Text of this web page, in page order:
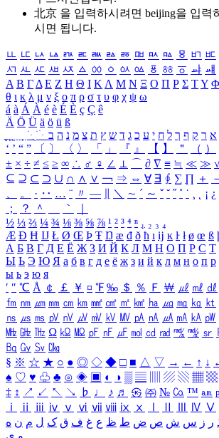
北京 을 입력하시려면 beijing을 입력
시면 됩니다.
ㅥ ㅦ ㅧ ㅨ ㅩ ㅪ ㅫ ㅬ ㅭ ㅮ ㅯ ㅰ ㅱ ㅲ ㅳ
ㅺ ㅻ ㅼ ㅽ ㅾ ㅿ ㆀ ㆁ ㆂ ㆃ ㆄ ㆅ ㆆ ㆇ ㆈ
Α Β ΓΔ Ε Ζ Η Θ Ι ΚΛ Μ Ν Ξ Ο Π Ρ Σ ΤΥ Φ
θ ι κ λ μ ν ξ ο π ρ σ τ υ φ χ ψ ω
á à Á À é è É È ç Ç ê
Ä Ö Ü ä ö ü ß
ִֶֹ ֻּ ׁׂ א ר ק ף ך ל ח י ע כ ג ד ש ץ ת צ מ נ ה ב
‘ ’ “ ” 〔 〕 〈 〉 「 」 『 』 【 】 ＂ （ ）
± × ÷ ≠ ≤ ≥ ∞ ∴ ♂ ♀ ∠ ⊥ ⌒ ∂ ∇ ≡ ≒ ≪ ≫ √
⊆ ⊇ ⊂ ⊃ ∪ ∩ ∧ ∨ ￢ ⇒ ⇔ ∀ ∃ ∮ ∑ ∏ ＋ －
、
。 · ‥ … ¨ 〃 ― ＼ ∼ ´ ～ ˇ ˘ ˝ ˚ ˙ ¸ ¡ ¿
；
？ ＾ ｀
½ ⅓ ⅔ ¼ ¾ ⅛ ⅜ ⅝ ⅞ ¹ ² ³ ⁴ ⁿ ₁ ₂ ₃ ₄
Æ Ð Ħ Ĳ Ł Ø Œ Þ Ŧ Ŋ æ đ ð ħ ı ĳ ĸ ŀ ł ø œ ß
А Б В Г Д Е Ё Ж З И Й К Л М Н О П Р С Т
Ы Ь Э Ю Я а б в г д е ё ж з и й к л м н о п р
ы ь э ю я
′ ″ ℃ Å ￠ ￡ ￥ ¤ ℉ ‰ ＄ ％ Ｆ ￦ ㎕ ㎖ ㎗
㎙ ㎚ ㎛ ㎜ ㎝ ㎞ ㎟ ㎠ ㎡ ㎢ ㏊ ㎍ ㎎ ㎏ ㏏
㎱ ㎲ ㎳ ㎴ ㎵ ㎶ ㎷ ㎸ ㎹ ㎀ ㎁ ㎂ ㎃ ㎄ ㎺
㎒ ㎓ ㎔ Ω ㏀ ㏁ ㎊ ㎋ ㎌ ㏖ ㏅ ㎭ ㎮ ㎯ ㏛
㏃ ㏉ ㏜ ㏆
§ ※ ☆ ★ ○ ● ◎ ◇ ◆ □ ■ △ ▽ → ← ↑ ↓
♠ ♡ ♥ ♧ ♣ ⊙ ◈ ▣ ◐ ◑ ▒ ▤ ▨ ▧ ▦ ▩
‡ ↕ ↗ ↙ ↖ ↘ ♭ ♩ ♪ ♬ ㉿ ㈜ № ㏇ ™ ㏂
ⅰ
ⅱ ⅲ ⅳ ⅴ ⅵ ⅶ ⅷ ⅸ ⅹ Ⅳ Ⅴ
ر ز س ش ص ض ط ظ ع غ ف ق ک ل م ن ه